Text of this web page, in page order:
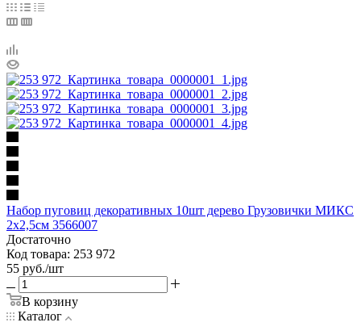
Набор пуговиц декоративных 10шт дерево Грузовички МИКС
2х2,5см 3566007
Достаточно
Код товара: 253 972
55 руб./шт
В корзину
Каталог